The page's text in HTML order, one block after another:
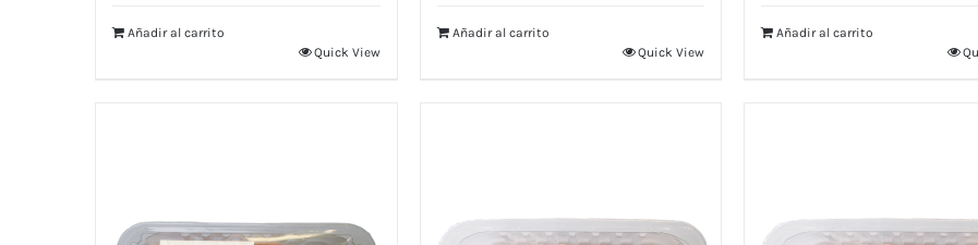
Añadir al carrito
Quick View
Añadir al carrito
Quick View
Añadir al carrito